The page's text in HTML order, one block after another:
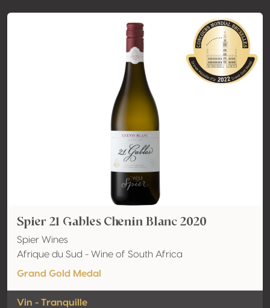
Spier 21 Gables Chenin Blanc 2020
Spier Wines
Afrique du Sud - Wine of South Africa
Grand Gold Medal
Vin - Tranquille